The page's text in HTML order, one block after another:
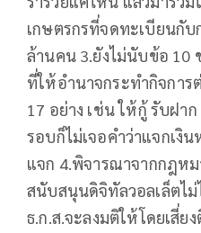
เกษตรกรที่จดทะเบียนกับ
ล้านคน 3.ยังไม่นับข้อ 10
ที่ให้อำนาจกระทำกิจการ
17 อย่าง เช่น ให้กู้ รับฝา
รอบก็ไม่เจอคำว่าแจกเงิ
แจก 4.พิจารณาจากกฎหม
สนับสนุนดิจิทัลวอลเล็ตไม่
ธ.ก.ส.จะลงมติให้โดยเสี่ย